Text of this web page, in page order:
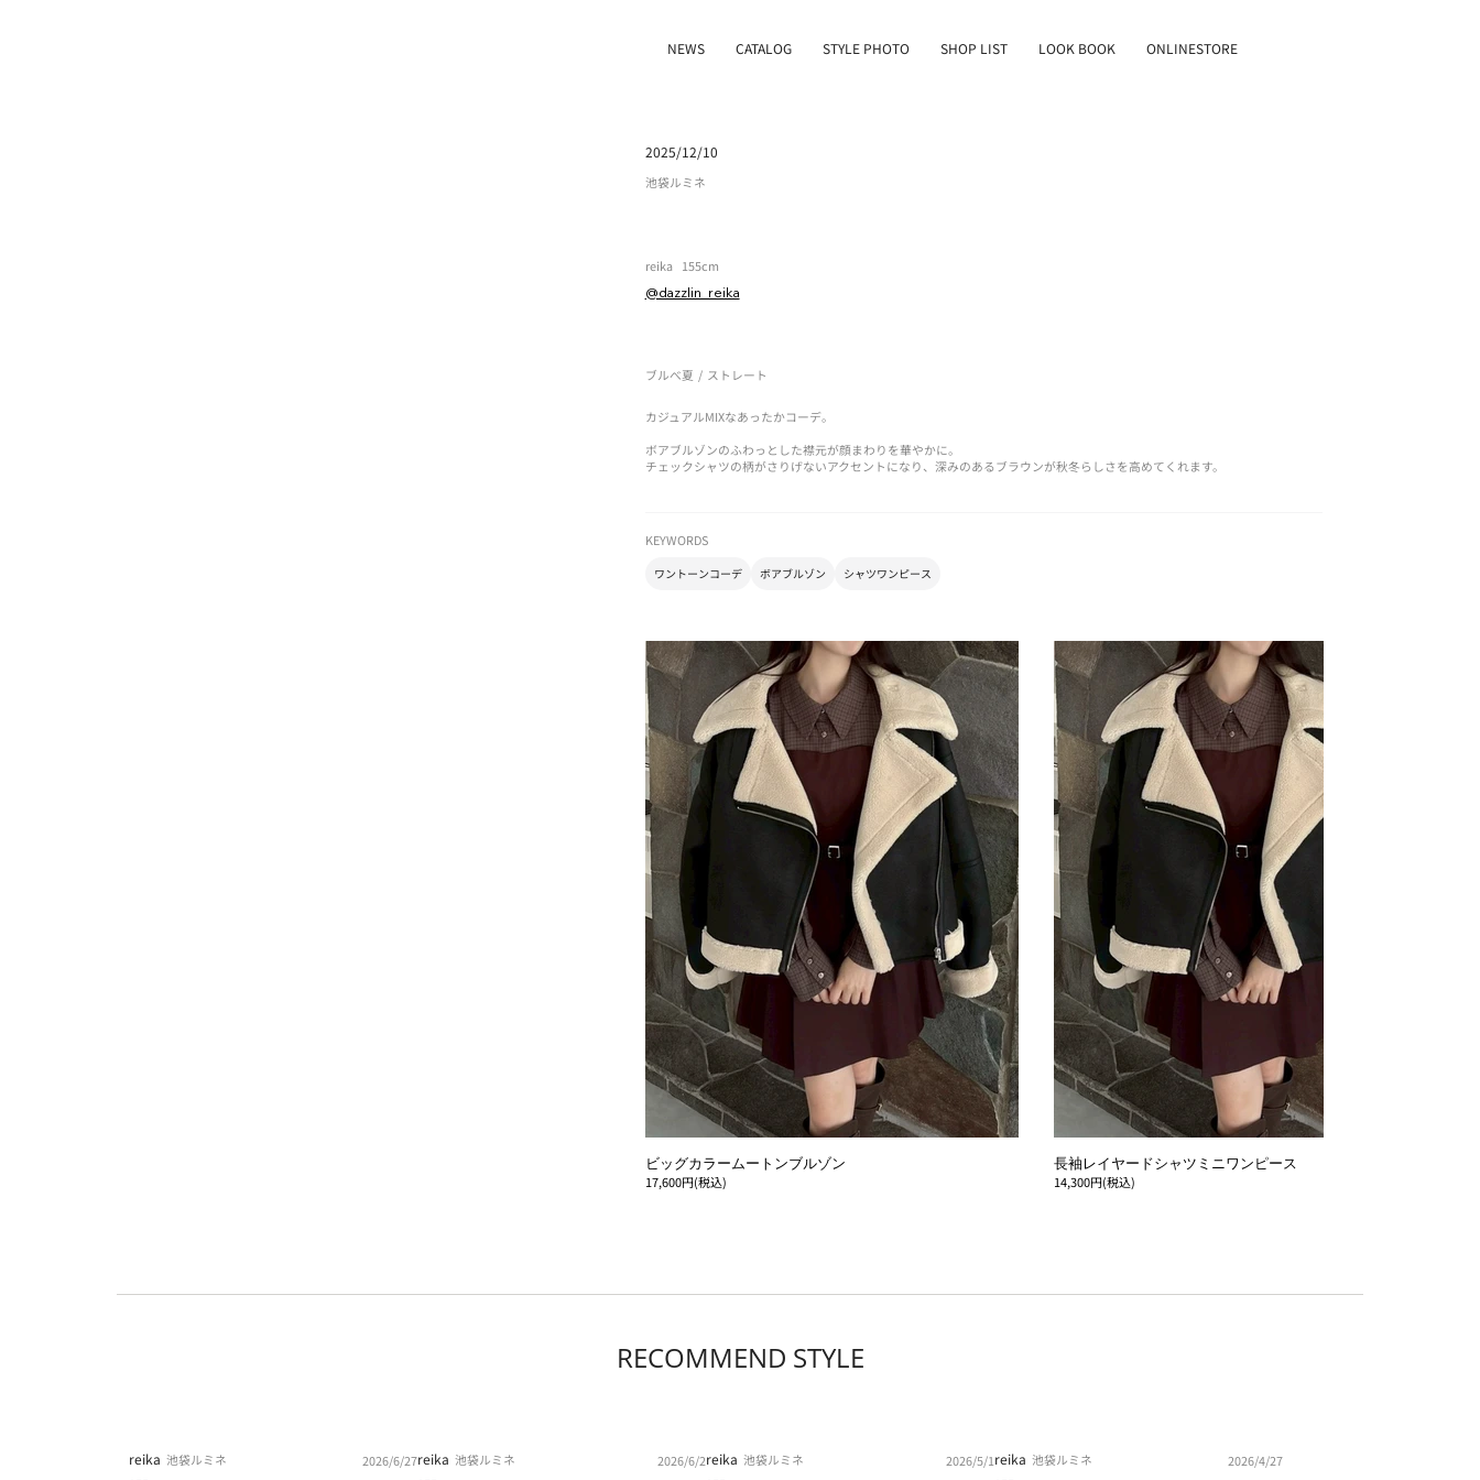
NEWS CATALOG STYLE PHOTO SHOP LIST LOOK BOOK ONLINESTORE
2025/12/10
池袋ルミネ
reika 155cm
@dazzlin_reika
ブルべ夏 / ストレート
カジュアルMIXなあったかコーデ。
ボアブルゾンのふわっとした襟元が顔まわりを華やかに。
チェックシャツの柄がさりげないアクセントになり、深みのあるブラウンが秋冬らしさを高めてくれます。
KEYWORDS
ワントーンコーデ ボアブルゾン シャツワンピース
ビッグカラームートンブルゾン
17,600円(税込)
長袖レイヤードシャツミニワンピース
14,300円(税込)
RECOMMEND STYLE
reika 池袋ルミネ 2026/6/27reika 池袋ルミネ 2026/6/2reika 池袋ルミネ 2026/5/1reika 池袋ルミネ 2026/4/27